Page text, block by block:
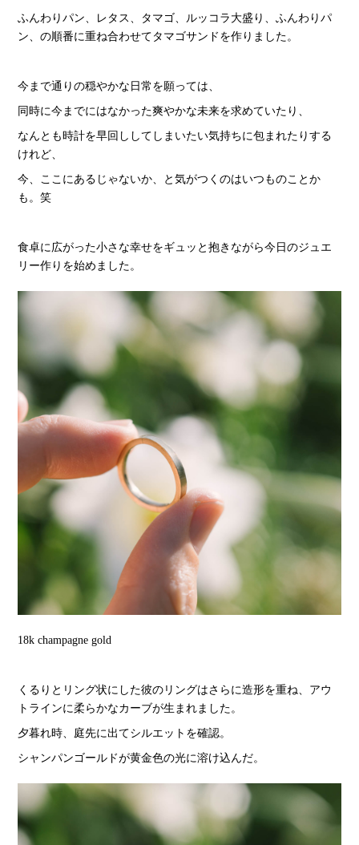
ふんわりパン、レタス、タマゴ、ルッコラ大盛り、ふんわりパ
ン、の順番に重ね合わせてタマゴサンドを作りました。
今まで通りの穏やかな日常を願っては、
同時に今までにはなかった爽やかな未来を求めていたり、
なんとも時計を早回ししてしまいたい気持ちに包まれたりする
けれど、
今、ここにあるじゃないか、と気がつくのはいつものことか
も。笑
食卓に広がった小さな幸せをギュッと抱きながら今日のジュエ
リー作りを始めました。
18k champagne gold
くるりとリング状にした彼のリングはさらに造形を重ね、アウ
トラインに柔らかなカーブが生まれました。
夕暮れ時、庭先に出てシルエットを確認。
シャンパンゴールドが黄金色の光に溶け込んだ。